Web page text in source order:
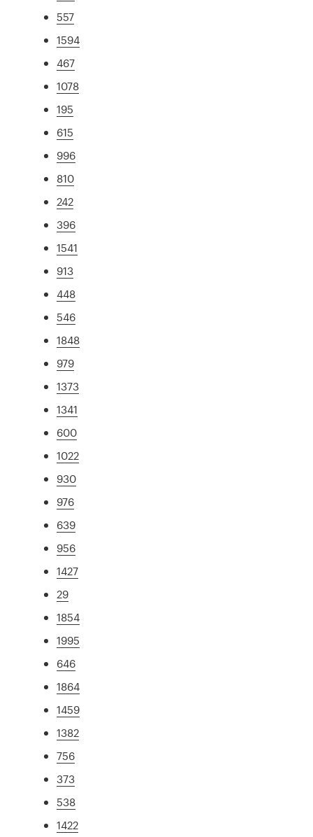
557
1594
467
1078
195
615
996
810
242
396
1541
913
448
546
1848
979
1373
1341
600
1022
930
976
639
956
1427
29
1854
1995
646
1864
1459
1382
756
373
538
1422